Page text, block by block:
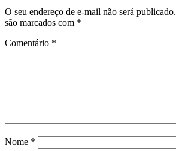
O seu endereço de e-mail não será publicado.
são marcados com *
Comentário *
Nome *